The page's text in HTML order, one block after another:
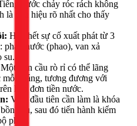
nước chảy róc rách không
là dấu hiệu rõ nhất cho thấy
Hầu hết sự cố xuất phát từ 3
phao nước (phao), van xả
su.
Một bồn cầu rò rỉ có thể lãng
mỗi tháng, tương đương với
hóa đơn tiền nước.
Việc đầu tiên cần làm là khóa
cầu, sau đó tiến hành kiểm
phận.